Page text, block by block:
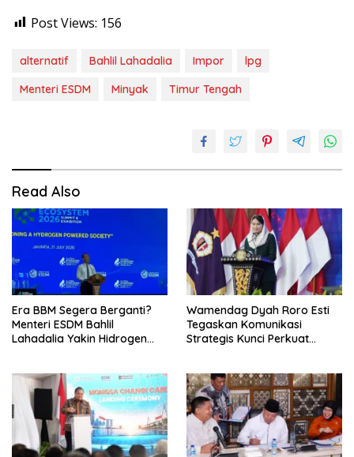
Post Views: 156
alternatif Bahlil Lahadalia Impor
lpg
Menteri ESDM
Minyak Timur Tengah
Read Also
Era BBM Segera Berganti?
Menteri ESDM Bahlil
Lahadalia Yakin Hidrogen
Wamendag Dyah Roro Esti
Tegaskan Komunikasi
Strategis Kunci Perkuat